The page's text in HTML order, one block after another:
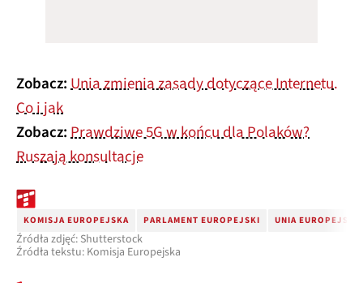
Zobacz:Unia zmienia zasady dotyczące Internetu.
Co i jak
Zobacz:Prawdziwe 5G w końcu dla Polaków?
Ruszają konsultacje
KOMISJA EUROPEJSKA PARLAMENT EUROPEJSKI UNIA EUROPEJSKA
Źródła zdjęć: Shutterstock
Źródła tekstu: Komisja Europejska